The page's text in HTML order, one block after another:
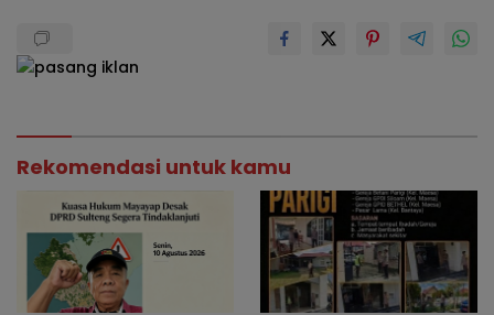
Rekomendasi untuk kamu